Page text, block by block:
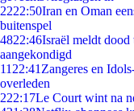
2222:50Iran en Oman
buitenspel
4822:46Israël meldt
aangekondigd
11 22:41 Zangeres en
overleden
222:17Le Court wint na